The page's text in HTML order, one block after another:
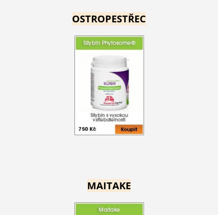
OSTROPESTŘEC
MAITAKE